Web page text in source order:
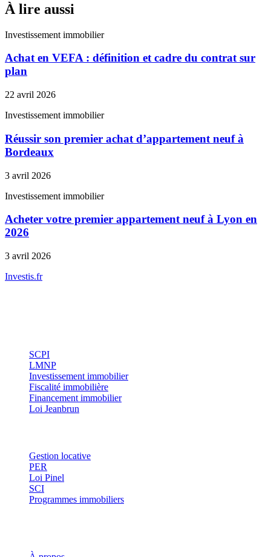
À lire aussi
Investissement immobilier
Achat en VEFA : définition et cadre du contrat sur
plan
22 avril 2026
Investissement immobilier
Réussir son premier achat d’appartement neuf à
Bordeaux
3 avril 2026
Investissement immobilier
Acheter votre premier appartement neuf à Lyon en
2026
3 avril 2026
Investis.fr
SCPI
LMNP
Investissement immobilier
Fiscalité immobilière
Financement immobilier
Loi Jeanbrun
Gestion locative
PER
Loi Pinel
SCI
Programmes immobiliers